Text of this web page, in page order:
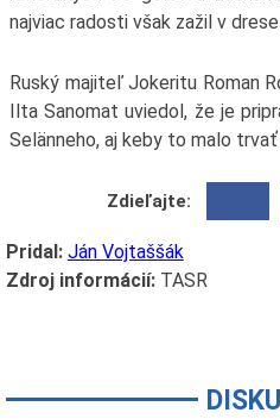
najviac radosti však zažil v drese
Ruský majiteľ Jokeritu Roman
Ilta Sanomat uviedol, že je
Selänneho, aj keby to malo
Zdieľajte:
Pridal: Ján Vojtaššák
Zdroj informácií:TASR